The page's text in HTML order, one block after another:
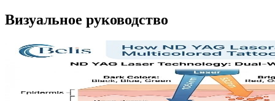
Визуальное руководство